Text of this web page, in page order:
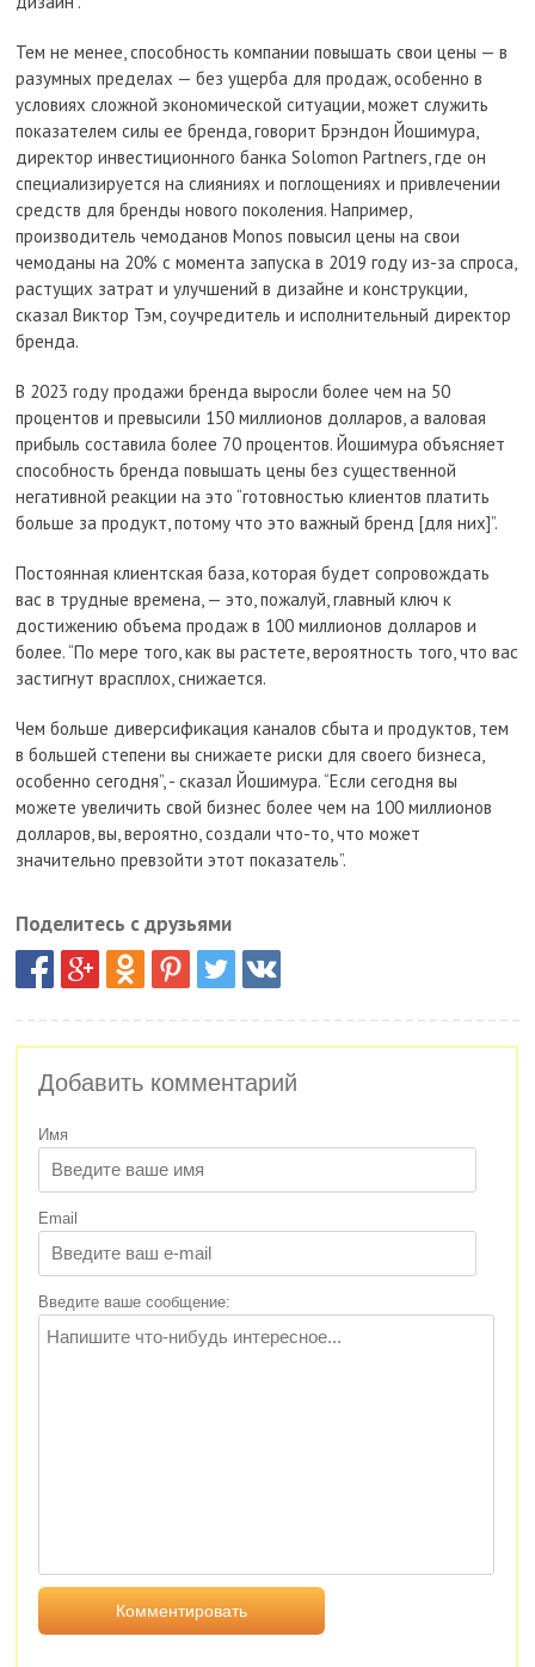
Тем не менее, способность компании повышать свои цены — в
разумных пределах — без ущерба для продаж, особенно в
условиях сложной экономической ситуации, может служить
показателем силы ее бренда, говорит Брэндон Йошимура,
директор инвестиционного банка Solomon Partners, где он
специализируется на слияниях и поглощениях и привлечении
средств для бренды нового поколения. Например,
производитель чемоданов Monos повысил цены на свои
чемоданы на 20% с момента запуска в 2019 году из-за спроса,
растущих затрат и улучшений в дизайне и конструкции,
сказал Виктор Тэм, соучредитель и исполнительный директор
бренда.
В 2023 году продажи бренда выросли более чем на 50
процентов и превысили 150 миллионов долларов, а валовая
прибыль составила более 70 процентов. Йошимура объясняет
способность бренда повышать цены без существенной
негативной реакции на это “готовностью клиентов платить
больше за продукт, потому что это важный бренд [для них]”.
Постоянная клиентская база, которая будет сопровождать
вас в трудные времена, — это, пожалуй, главный ключ к
достижению объема продаж в 100 миллионов долларов и
более. “По мере того, как вы растете, вероятность того, что вас
застигнут врасплох, снижается.
Чем больше диверсификация каналов сбыта и продуктов, тем
в большей степени вы снижаете риски для своего бизнеса,
особенно сегодня”, - сказал Йошимура. “Если сегодня вы
можете увеличить свой бизнес более чем на 100 миллионов
долларов, вы, вероятно, создали что-то, что может
значительно превзойти этот показатель”.
Поделитесь с друзьями
Добавить комментарий
Имя
Email
Введите ваше сообщение: